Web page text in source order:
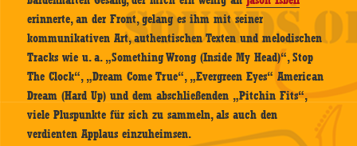
erinnerte, an der Front, gelang es ihm mit seiner
kommunikativen Art, authentischen Texten und melodischen
Tracks wie u. a. „Something Wrong (Inside My Head)“, Stop
The Clock“, „Dream Come True“, „Evergreen Eyes“ American
Dream (Hard Up) und dem abschließenden „Pitchin Fits“,
viele Pluspunkte für sich zu sammeln, als auch den
verdienten Applaus einzuheimsen.